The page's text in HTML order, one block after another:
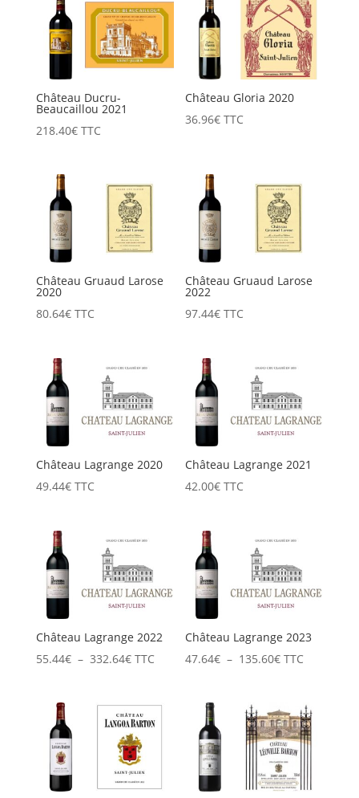
Château Ducru-
Beaucaillou 2021
218.40€ TTC
Château Gloria 2020
36.96€ TTC
Château Gruaud Larose
2020
80.64€ TTC
Château Gruaud Larose
2022
97.44€ TTC
Château Lagrange 2020
49.44€ TTC
Château Lagrange 2021
42.00€ TTC
Château Lagrange 2022
55.44€ – 332.64€Plage
55.44€
à
332.64€
TTC
Château Lagrange 2023
47.64€ – 135.60€Plage
47.64€
à
135.60€
TTC